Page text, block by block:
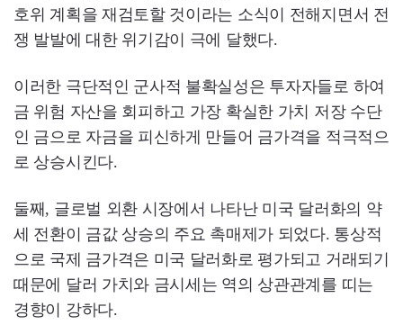
호위 계획을 재검토할 것이라는 소식이 전해지면서 전
쟁 발발에 대한 위기감이 극에 달했다.
이러한 극단적인 군사적 불확실성은 투자자들로 하여
금 위험 자산을 회피하고 가장 확실한 가치 저장 수단
인 금으로 자금을 피신하게 만들어 금가격을 적극적으
로 상승시킨다.
둘째, 글로벌 외환 시장에서 나타난 미국 달러화의 약
세 전환이 금값 상승의 주요 촉매제가 되었다. 통상적
으로 국제 금가격은 미국 달러화로 평가되고 거래되기
때문에 달러 가치와 금시세는 역의 상관관계를 띠는
경향이 강하다.